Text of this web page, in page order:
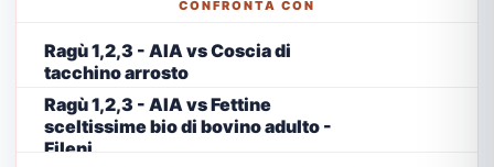
CONFRONTA CON
Ragù 1,2,3 - AIA vs Coscia di
tacchino arrosto
Ragù 1,2,3 - AIA vs Fettine
sceltissime bio di bovino adulto -
Fileni